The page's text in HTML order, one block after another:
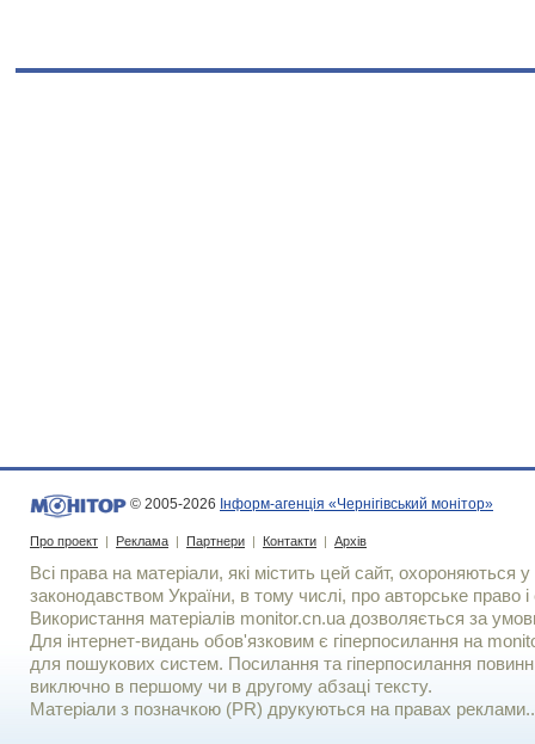
© 2005-2026 Інформ-агенція «Чернігівський монітор»
Про проект | Реклама | Партнери | Контакти | Архів
Всі права на матеріали, які містить цей сайт, охороняються у
законодавством України, в тому числі, про авторське право і
Використання матерiалiв monitor.cn.ua дозволяється за
Для iнтернет-видань обов'язковим є гiперпосилання на
для пошукових систем. Посилання та гіперпосилання
виключно в першому чи в другому абзаці тексту.
Матеріали з позначкою (PR) друкуються на правах реклами..